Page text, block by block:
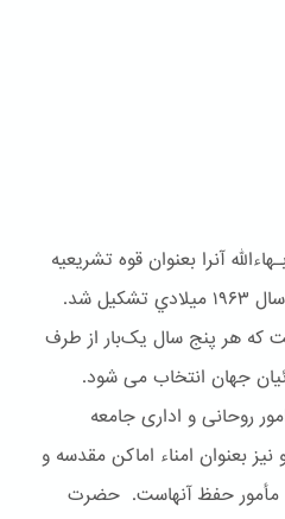
آنرا بعنوان قوه تشریعیه
امر بـهائی معین فرمودند در سال ۱۹۶۳ ميلادي تشکیل شد.
که هر پنج سال یک‌بار از طرف
جهان انتخاب می شود.
روحانی و اداری جامعه
نیز بعنوان امناء اماکن مقدسه و
مأمور حفظ آنهاست. حضرت